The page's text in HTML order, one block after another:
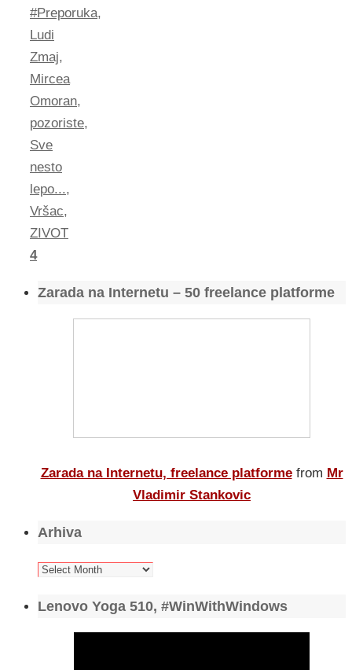
#Preporuka,
Ludi
Zmaj,
Mircea
Omoran,
pozoriste,
Sve
nesto
lepo...,
Vršac,
ZIVOT
4
Zarada na Internetu – 50 freelance platforme
Zarada na Internetu, freelance platforme from Mr
Vladimir Stankovic
Arhiva
Arhiva
Lenovo Yoga 510, #WinWithWindows